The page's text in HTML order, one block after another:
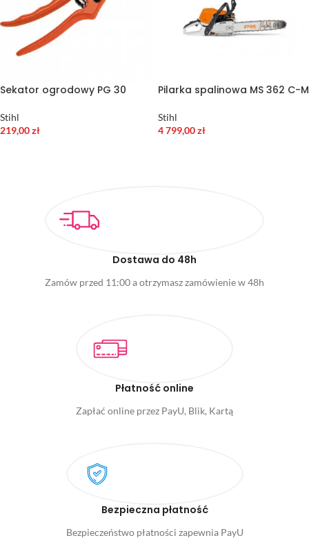
Sekator ogrodowy PG 30
Stihl
219,00zł
Pilarka spalinowa MS 362 C-M
Stihl
4 799,00zł
Dostawa do 48h
Zamów przed 11:00 a otrzymasz zamówienie w 48h
Płatność online
Zapłać online przez PayU, Blik, Kartą
Bezpieczna płatność
Bezpieczeństwo płatności zapewnia PayU